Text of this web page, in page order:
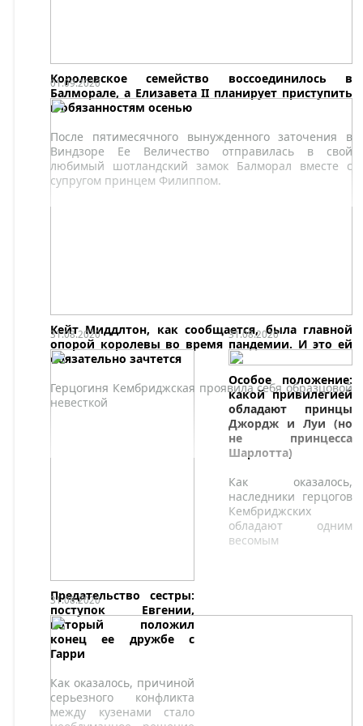
Королевское семейство воссоединилось в
Балморале, а Елизавета II планирует приступить
к обязанностям осенью
После пятимесячного вынужденного заточения в
Виндзоре Ее Величество отправилась в свой
любимый шотландский замок Балморал вместе с
супругом принцем Филиппом.
01.09.2020
Кейт Миддлтон, как сообщается, была главной
опорой королевы во время пандемии. И это ей
обязательно зачтется
Герцогиня Кембриджская проявила себя образцовой
невесткой
31.08.2020
Предательство сестры:
поступок Евгении,
который положил
конец ее дружбе с
Гарри
Как оказалось, причиной
серьезного конфликта
между кузенами стало
31.08.2020
Особое положение:
какой привилегией
обладают принцы
Джордж и Луи (но
не принцесса
Шарлотта)
Как оказалось,
наследники герцогов
Кембриджских
обладают одним
весомым
31.08.2020